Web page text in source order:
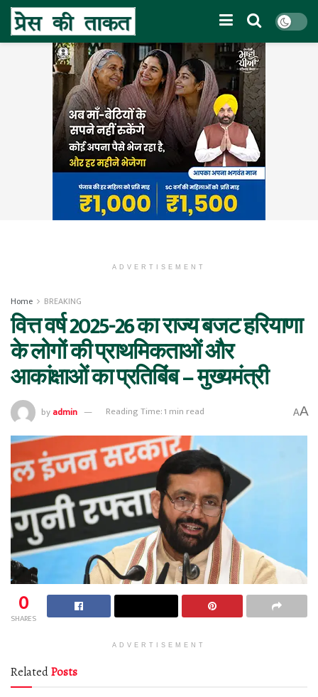
ADVERTISEMENT
Home BREAKING
वित्त वर्ष 2025-26 का राज्य बजट हरियाणा
के लोगों की प्राथमिकताओं और
आकांक्षाओं का प्रतिबिंब – मुख्यमंत्री
byadmin Reading Time: 1 min read AA
0
SHARES
ADVERTISEMENT
RelatedPosts